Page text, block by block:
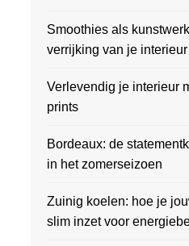
Smoothies als
verrijking van je interieur
Verlevendig je interieur
prints
Bordeaux: de
in het zomerseizoen
Zuinig koelen: hoe je
slim inzet voor